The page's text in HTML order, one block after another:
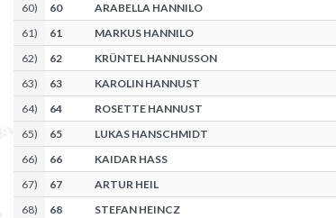
60) 60 ARABELLA HANNILO
61) 61 MARKUS HANNILO
62) 62 KRÜNTEL HANNUSSON
63) 63 KAROLIN HANNUST
64) 64 ROSETTE HANNUST
65) 65 LUKAS HANSCHMIDT
66) 66 KAIDAR HASS
67) 67 ARTUR HEIL
68) 68 STEFAN HEINCZ